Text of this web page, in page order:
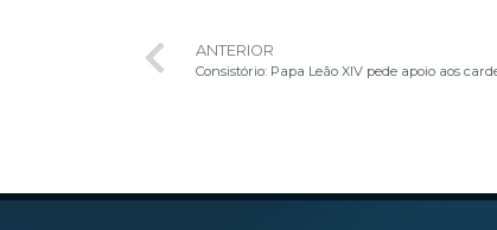
ANTERIOR
Consistório: Papa Leão XIV pede apoio aos